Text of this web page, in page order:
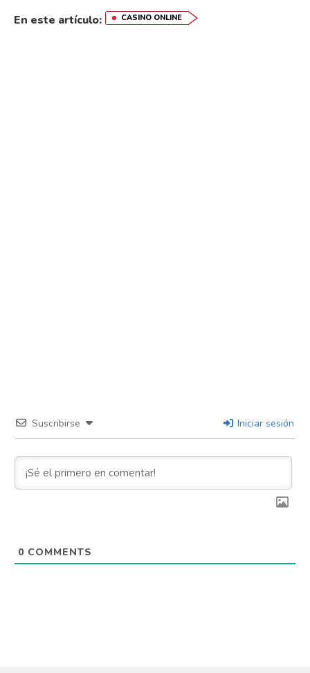
En este artículo: CASINO ONLINE
Suscribirse Iniciar sesión
0 COMMENTS